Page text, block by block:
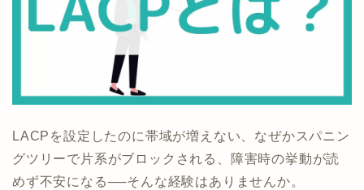
LACPを設定したのに帯域が増えない、なぜかスパニン
グツリーで片系がブロックされる、障害時の挙動が読
めず不安になる──そんな経験はありませんか。